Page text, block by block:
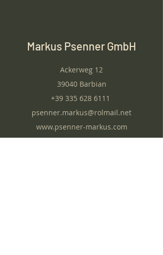
Markus Psenner GmbH
Ackerweg 12
39040 Barbian
+39 335 628 6111
psenner.markus@rolmail.net
www.psenner-markus.com